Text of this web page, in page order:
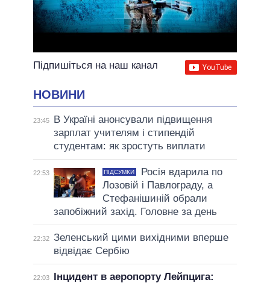
Підпишіться на наш канал
НОВИНИ
23:45
В Україні анонсували підвищення
зарплат учителям і стипендій
студентам: як зростуть виплати
22:53 ПІДСУМКИ
Росія вдарила по
Лозовій і Павлограду, а
Стефанішиній обрали
запобіжний захід. Головне за день
22:32 Зеленський цими вихідними вперше
відвідає Сербію
22:03
Інцидент в аеропорту Лейпцига: